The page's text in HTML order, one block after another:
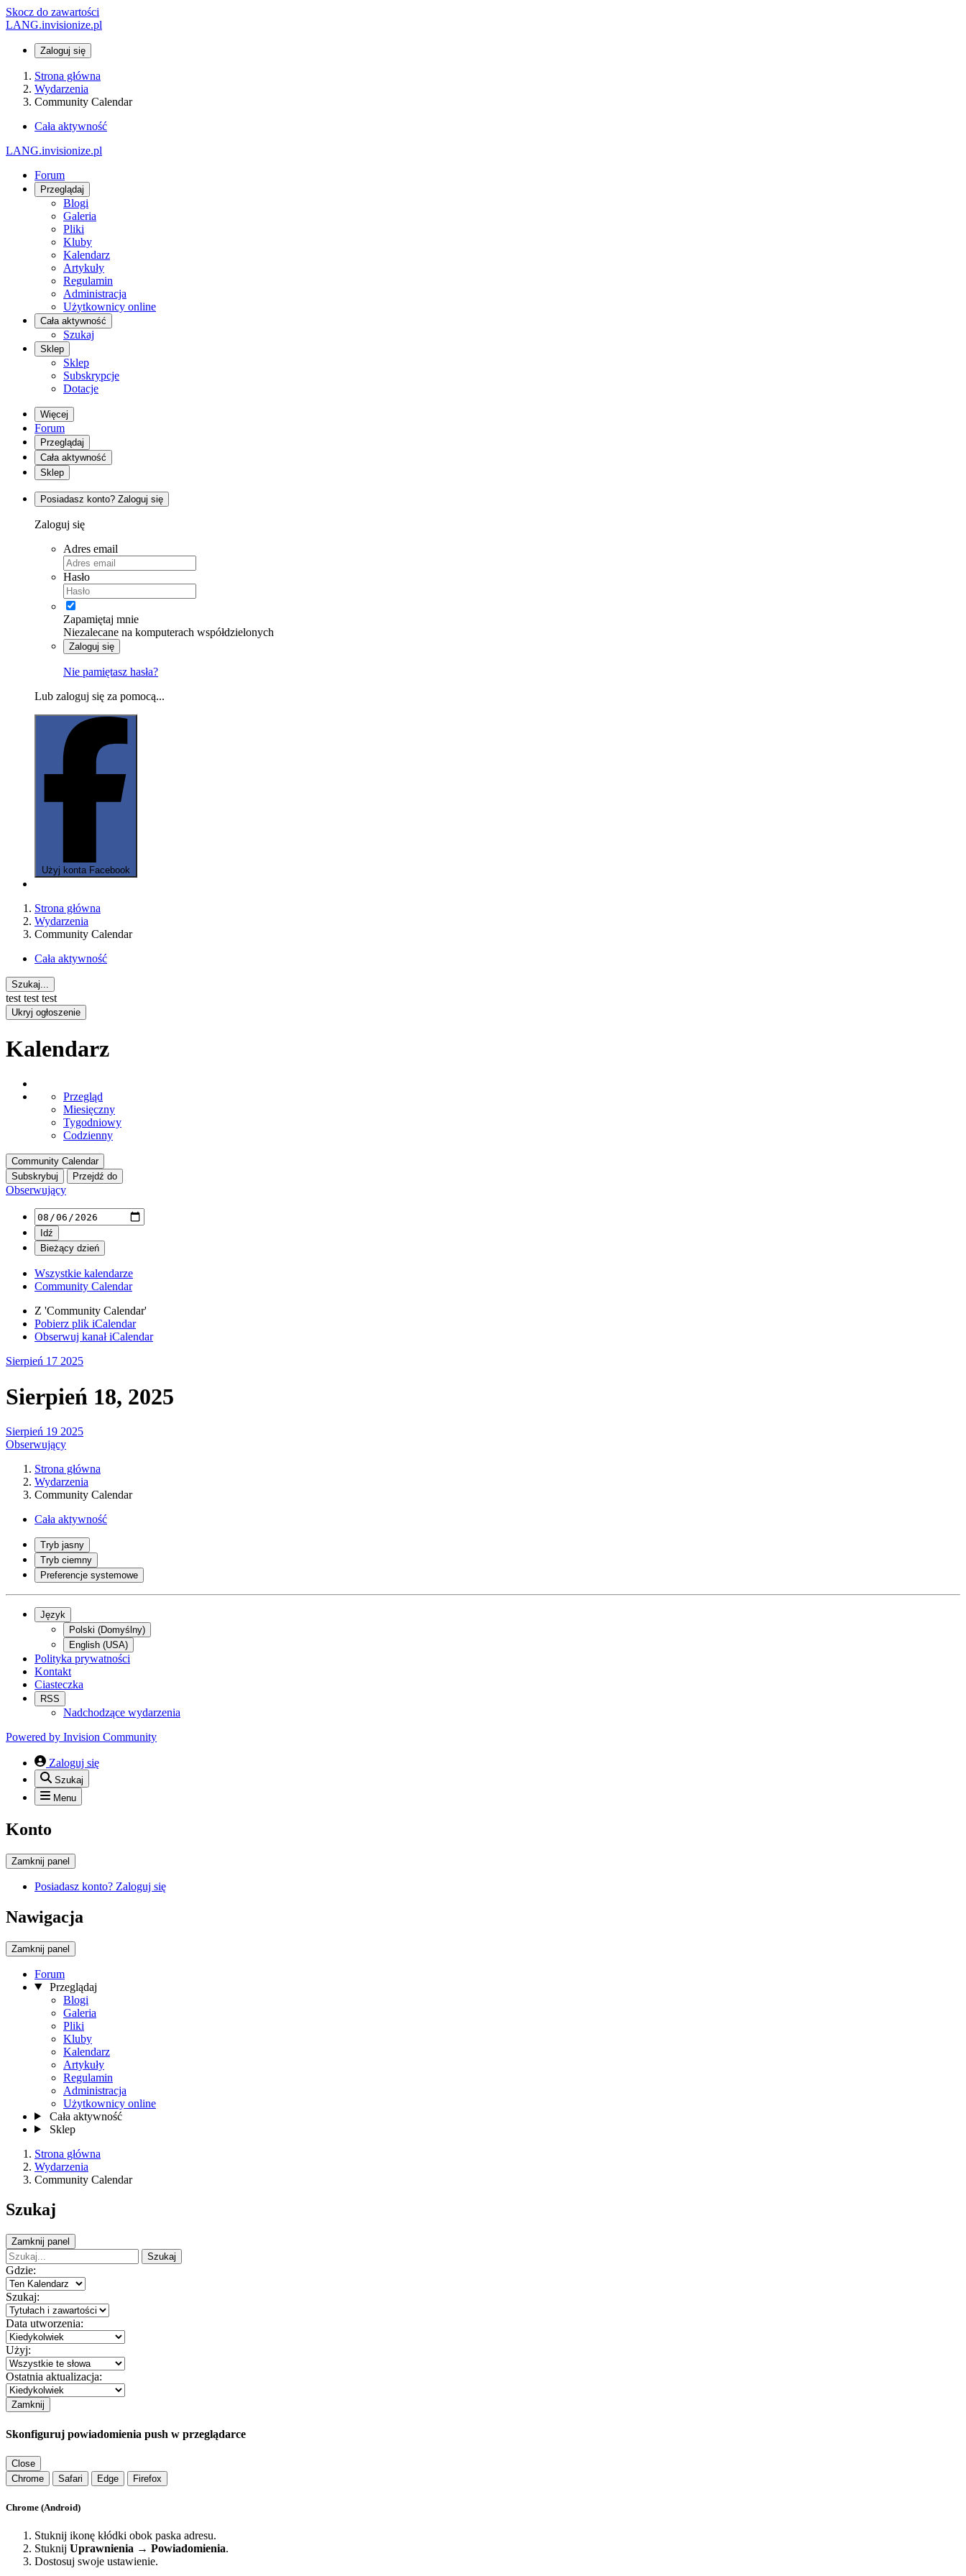
Skocz do zawartości
LANG.invisionize.pl
Zaloguj się
Strona główna
Wydarzenia
Community Calendar
Cała aktywność
LANG.invisionize.pl
Forum
Przeglądaj
Blogi
Galeria
Pliki
Kluby
Kalendarz
Artykuły
Regulamin
Administracja
Użytkownicy online
Cała aktywność
Szukaj
Sklep
Sklep
Subskrypcje
Dotacje
Więcej
Forum
Przeglądaj
Cała aktywność
Sklep
Posiadasz konto? Zaloguj się
Zaloguj się
Adres email
Hasło
Zapamiętaj mnie
Niezalecane na komputerach współdzielonych
Zaloguj się
Nie pamiętasz hasła?
Lub zaloguj się za pomocą...
Użyj konta Facebook
Strona główna
Wydarzenia
Community Calendar
Cała aktywność
Szukaj...
test test test
Ukryj ogłoszenie
Kalendarz
Przegląd
Miesięczny
Tygodniowy
Codzienny
Community Calendar
Subskrybuj
Przejdź do
Obserwujący
Idź
Bieżący dzień
Wszystkie kalendarze
Community Calendar
Z 'Community Calendar'
Pobierz plik iCalendar
Obserwuj kanał iCalendar
Sierpień 17 2025
Sierpień 18, 2025
Sierpień 19 2025
Obserwujący
Strona główna
Wydarzenia
Community Calendar
Cała aktywność
Tryb jasny
Tryb ciemny
Preferencje systemowe
Język
Polski (Domyślny)
English (USA)
Polityka prywatności
Kontakt
Ciasteczka
RSS
Nadchodzące wydarzenia
Powered by Invision Community
Zaloguj się
Szukaj
Menu
Konto
Zamknij panel
Posiadasz konto? Zaloguj się
Nawigacja
Zamknij panel
Forum
Przeglądaj
Blogi
Galeria
Pliki
Kluby
Kalendarz
Artykuły
Regulamin
Administracja
Użytkownicy online
Cała aktywność
Sklep
Strona główna
Wydarzenia
Community Calendar
Szukaj
Zamknij panel
Szukaj
Gdzie:
Szukaj:
Data utworzenia:
Użyj:
Ostatnia aktualizacja:
Zamknij
Skonfiguruj powiadomienia push w przeglądarce
Close
Chrome
Safari Edge Firefox
Chrome (Android)
Stuknij ikonę kłódki obok paska adresu.
Stuknij Uprawnienia → Powiadomienia.
Dostosuj swoje ustawienie.